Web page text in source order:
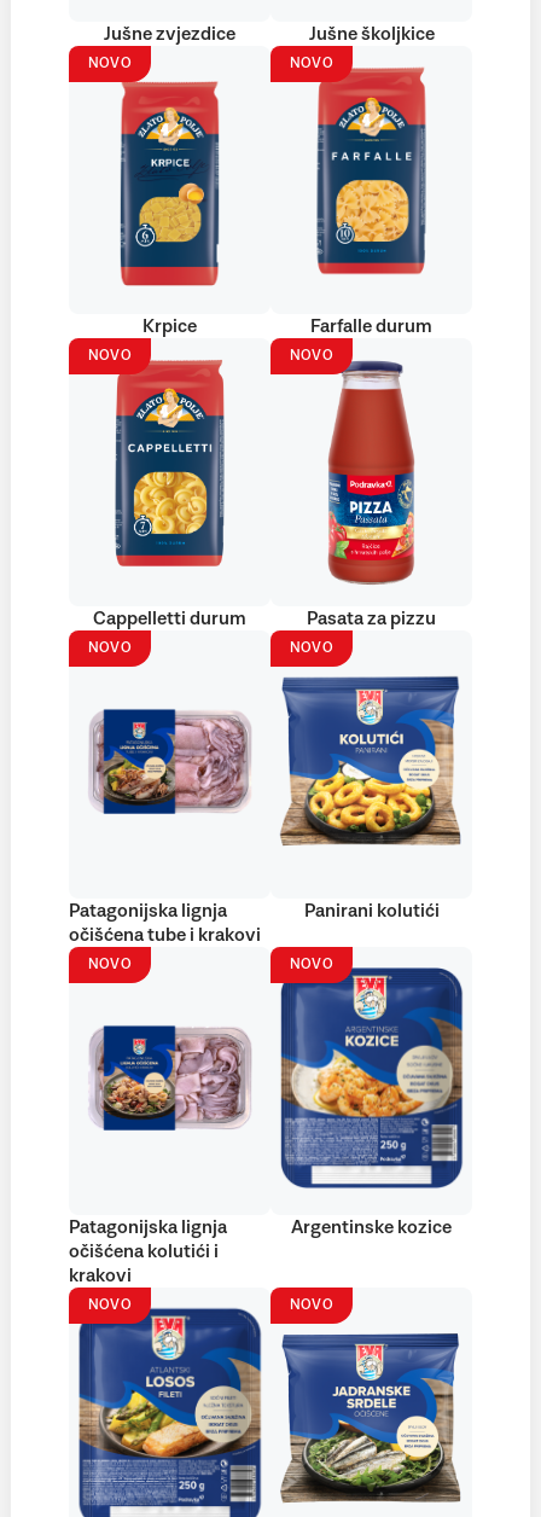
Jušne zvjezdice Jušne školjkice
NOVO
Krpice
NOVO
Farfalle durum
NOVO
Cappelletti durum
NOVO
Pasata za pizzu
NOVO
Patagonijska lignja
očišćena tube i krakovi
NOVO
Panirani kolutići
NOVO
Patagonijska lignja
očišćena kolutići i
krakovi
NOVO
Argentinske kozice
NOVO NOVO